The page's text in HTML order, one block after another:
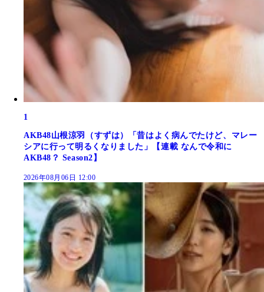
1
AKB48山根涼羽（すずは）「昔はよく病んでたけど、マレー
シアに行って明るくなりました」【連載 なんで令和に
AKB48？ Season2】
2026年08月06日 12:00